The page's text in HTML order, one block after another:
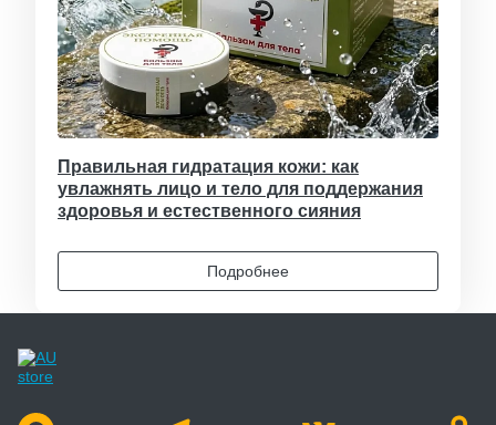
Правильная гидратация кожи: как
увлажнять лицо и тело для поддержания
здоровья и естественного сияния
Подробнее